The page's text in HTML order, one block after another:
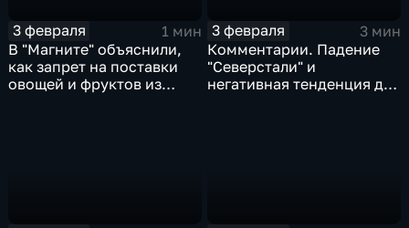
3 февраля
1 мин
В "Магните" объяснили,
как запрет на поставки
овощей и фруктов из
3 февраля
3 мин
Комментарии. Падение
"Северстали" и
негативная тенденция для